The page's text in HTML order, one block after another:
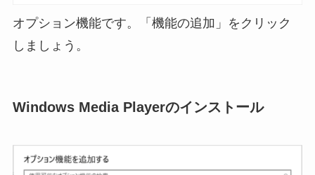
オプション機能です。「機能の追加」をクリック
しましょう。
Windows Media Playerのインストール